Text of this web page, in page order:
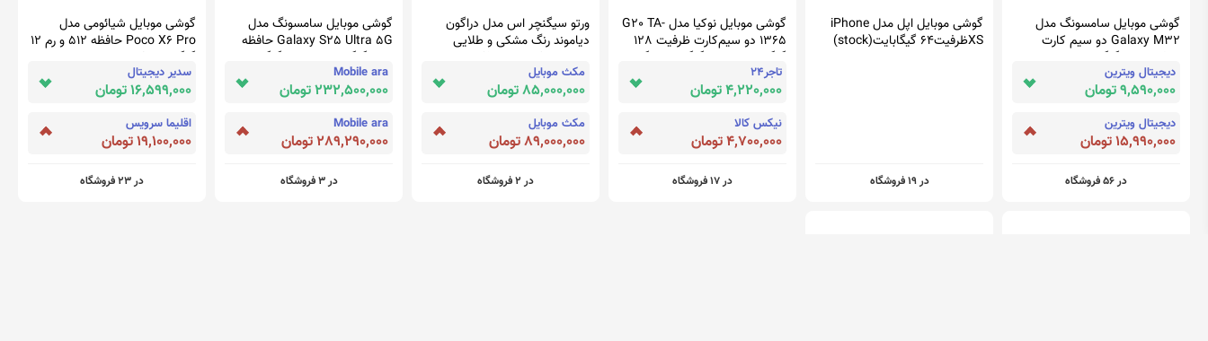
گوشی موبایل سامسونگ مدل
Galaxy M32 دو سیم‌ کارت
گیگابایت
دیجیتال ویترین
9,590,000 تومان
دیجیتال ویترین
15,990,000 تومان
در 56 فروشگاه
گوشی موبایل اپل مدل iPhone
XSظرفیت64 گیگابایت(stock)
در 19 فروشگاه
گوشی موبایل نوکیا مدل G20 TA-
1365 دو سیم‌کارت ظرفیت 128
گیگابایت و رم 4 گیگابایت - گودال
تاجر24
4,220,000 تومان
نیکس کالا
4,700,000 تومان
در 17 فروشگاه
ورتو سیگنچر اس مدل دراگون
دیاموند رنگ مشکی و طلایی
Diamond
مکث موبایل
85,000,000 تومان
مکث موبایل
89,000,000 تومان
در 2 فروشگاه
گوشی موبایل سامسونگ مدل
Galaxy S25 Ultra 5G حافظه
Mobile ara
232,500,000 تومان
Mobile ara
289,290,000 تومان
در 3 فروشگاه
گوشی موبایل شیائومی مدل
Poco X6 Pro حافظه 512 و رم 12
گیگابایت 5G
سدیر دیجیتال
16,599,000 تومان
اقلیما سرویس
19,100,000 تومان
در 23 فروشگاه